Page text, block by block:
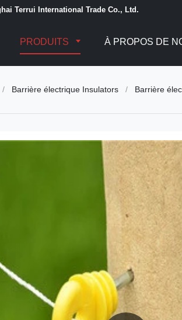
Terrui International Trade Co., Ltd.
PRODUITS À PROPOS DE
/ Barrière électrique Insulators / Barrière